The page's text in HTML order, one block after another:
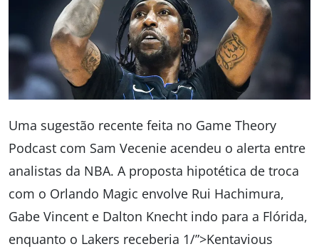
Uma sugestão recente feita no Game Theory
Podcast com Sam Vecenie acendeu o alerta entre
analistas da NBA. A proposta hipotética de troca
com o Orlando Magic envolve Rui Hachimura,
Gabe Vincent e Dalton Knecht indo para a Flórida,
enquanto o Lakers receberia 1/”>Kentavious